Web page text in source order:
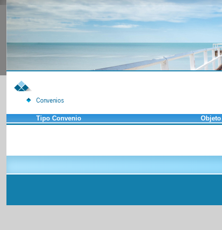
Convenios
Tipo Convenio Objeto